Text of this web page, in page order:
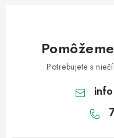
Potrebujete s
info